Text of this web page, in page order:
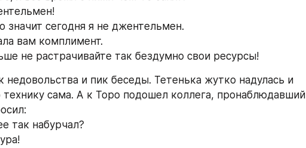
значит сегодня я не джентельмен.
вам комплимент.
не растрачивайте так бездумно свои ресурсы!
недовольства и пик беседы. Тетенька жутко надулась и
сама. А к Торо подошел коллега, пронаблюдавший
так набурчал?